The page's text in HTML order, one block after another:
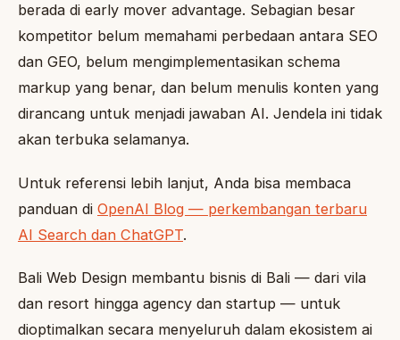
berada di early mover advantage. Sebagian besar
kompetitor belum memahami perbedaan antara SEO
dan GEO, belum mengimplementasikan schema
markup yang benar, dan belum menulis konten yang
dirancang untuk menjadi jawaban AI. Jendela ini tidak
akan terbuka selamanya.
Untuk referensi lebih lanjut, Anda bisa membaca
panduan di OpenAI Blog — perkembangan terbaru
AI Search dan ChatGPT.
Bali Web Design membantu bisnis di Bali — dari vila
dan resort hingga agency dan startup — untuk
dioptimalkan secara menyeluruh dalam ekosistem ai